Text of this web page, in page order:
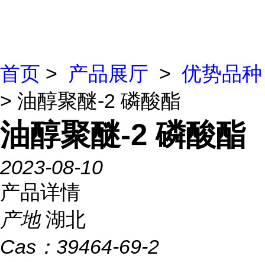
首页 > 产品展厅 > 优势品种
> 油醇聚醚-2 磷酸酯
油醇聚醚-2 磷酸酯
2023-08-10
产品详情
产地 湖北
Cas： 39464-69-2